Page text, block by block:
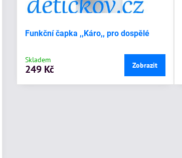
Funkční čapka ,,Káro,, pro dospělé
Skladem
249 Kč Zobrazit